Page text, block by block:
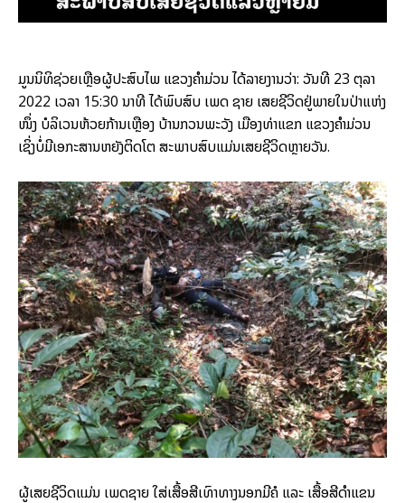
ມູນນິທິຊ່ວຍເຫຼືອຜູ້ປະສົບໄພ ແຂວງຄຳມ່ວນ ໄດ້ລາຍງານວ່າ: ວັນທີ 23 ຕຸລາ
2022 ເວລາ 15:30 ນາທີ ໄດ້ພົບສົບ ເພດ ຊາຍ ເສຍຊີວິດຢູ່ພາຍໃນປ່າແຫ່ງ
ໜຶ່ງ ບໍລິເວນຫ້ວຍກ້ານເຫຼືອງ ບ້ານກວນພະວັງ ເມືອງທ່າແຂກ ແຂວງຄຳມ່ວນ
ເຊິ່ງບໍ່ມີເອກະສານຫຍັງຕິດໂຕ ສະພາບສົບແມ່ນເສຍຊີວິດຫຼາຍວັນ.
ຜູ້ເສຍຊີວິດແມ່ນ ເພດຊາຍ ໃສ່ເສື້ອສີເທົາທາງນອກມີຄໍ ແລະ ເສື້ອສີດຳແຂນ